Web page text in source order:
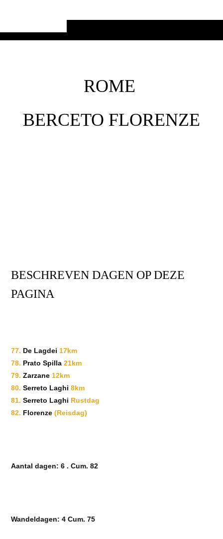
ROME
BERCETO FLORENZE
BESCHREVEN DAGEN OP DEZE
PAGINA
77. De Lagdei 17km
78. Prato Spilla 21km
79. Zarzane12km
80.Serreto Laghi 8km
81.Serreto Laghi Rustdag
82. Florenze (Reisdag)
Aantal dagen: 6 . Cum. 82
Wandeldagen: 4 Cum. 75